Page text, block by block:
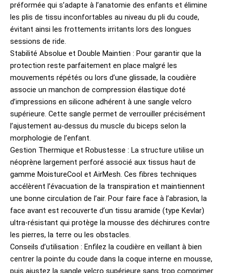
préformée qui s’adapte à l’anatomie des enfants et élimine
les plis de tissu inconfortables au niveau du pli du coude,
évitant ainsi les frottements irritants lors des longues
sessions de ride.
Stabilité Absolue et Double Maintien : Pour garantir que la
protection reste parfaitement en place malgré les
mouvements répétés ou lors d’une glissade, la coudière
associe un manchon de compression élastique doté
d’impressions en silicone adhérent à une sangle velcro
supérieure. Cette sangle permet de verrouiller précisément
l’ajustement au-dessus du muscle du biceps selon la
morphologie de l’enfant.
Gestion Thermique et Robustesse : La structure utilise un
néoprène largement perforé associé aux tissus haut de
gamme MoistureCool et AirMesh. Ces fibres techniques
accélèrent l’évacuation de la transpiration et maintiennent
une bonne circulation de l’air. Pour faire face à l’abrasion, la
face avant est recouverte d’un tissu aramide (type Kevlar)
ultra-résistant qui protège la mousse des déchirures contre
les pierres, la terre ou les obstacles.
Conseils d’utilisation : Enfilez la coudière en veillant à bien
centrer la pointe du coude dans la coque interne en mousse,
puis ajustez la sangle velcro supérieure sans trop comprimer